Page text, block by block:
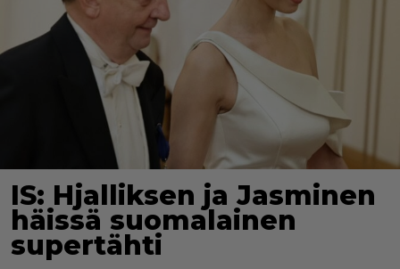
IS: Hjalliksen ja Jasminen
häissä suomalainen
supertähti